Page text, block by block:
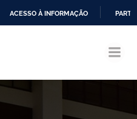
CONTEÚDO
ACESSO À INFORMAÇÃO